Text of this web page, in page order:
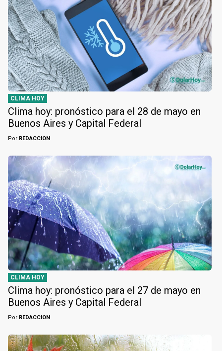
CLIMA HOY
Clima hoy: pronóstico para el 28 de mayo en
Buenos Aires y Capital Federal
Por REDACCION
CLIMA HOY
Clima hoy: pronóstico para el 27 de mayo en
Buenos Aires y Capital Federal
Por REDACCION